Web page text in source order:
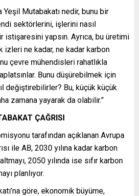
Yeşil Mutabakatı nedir, bunu bir
sektörlerini, işlerini nasıl
istişaresini yapsın. Ayrıca, bu üretimi
izleri ne kadar, ne kadar karbon
çevre mühendisleri rahatlıkla
Bunu düşürebilmek için
değiştirebilirler? Bu, küçük küçük
zamana yayarak da olabilir.”
ÇAĞRISI
tarafından açıklanan Avrupa
ile AB, 2030 yılına kadar karbon
2050 yılında ise sıfır karbon
planlıyor.
göre, ekonomik büyüme,